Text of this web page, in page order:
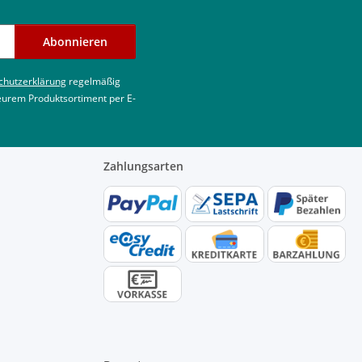
Abonnieren
regelmäßig
Produktsortiment per E-
Zahlungsarten